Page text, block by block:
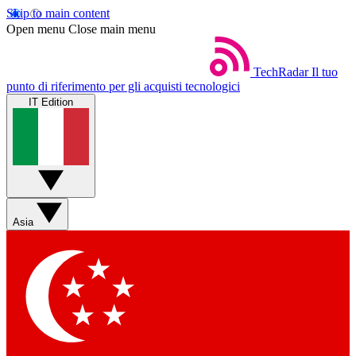
Skip to main content
Open menu Close main menu
TechRadar Il tuo
punto di riferimento per gli acquisti tecnologici
IT Edition
Asia